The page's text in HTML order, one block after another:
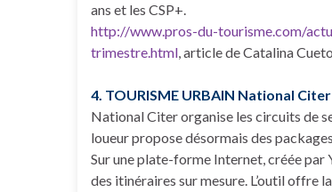
ans et les CSP+.
http://www.pros-du-tourisme.com/
trimestre.html, article de Catalina
4. TOURISME URBAIN National
National Citer organise les circuits de
loueur propose désormais des
Sur une plate-forme Internet, créée
des itinéraires sur mesure. L’outil offre